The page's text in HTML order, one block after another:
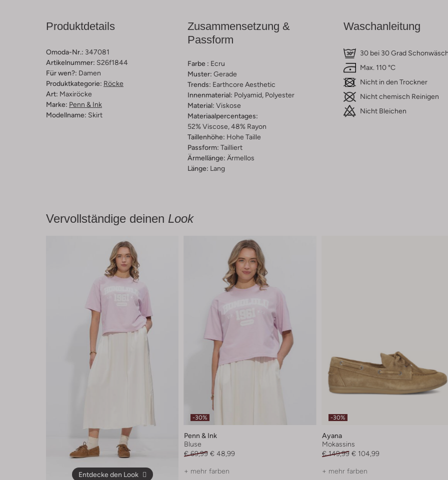
Produktdetails
Omoda-Nr.: 347081
Artikelnummer: S26f1844
Für wen?: Damen
Produktkategorie: Röcke
Art: Maxiröcke
Marke: Penn & Ink
Modellname: Skirt
Zusammensetzung &
Passform
Farbe : Ecru
Muster: Gerade
Trends: Earthcore Aesthetic
Innenmaterial: Polyamid, Polyester
Material: Viskose
Materiaalpercentages:
52% Viscose, 48% Rayon
Taillenhöhe: Hohe Taille
Passform: Tailliert
Ärmellänge: Ärmellos
Länge: Lang
Waschanleitung
30 bei 30 Grad
Max. 110 °C
Nicht in den Trockner
Nicht chemisch Reinigen
Nicht Bleichen
Vervollständige deinen Look
Entdecke den Look
-30%
Penn & Ink
Bluse
€ 69,99 € 48,99
+ mehr farben
-30%
Ayana
Mokassins
€ 149,99 € 104,99
+ mehr farben